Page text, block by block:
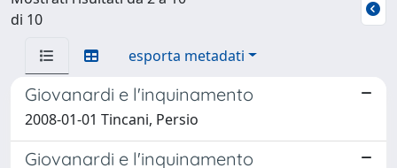
di 10
esporta metadati
Giovanardi e l'inquinamento
2008-01-01 Tincani, Persio
Giovanardi e l'inquinamento